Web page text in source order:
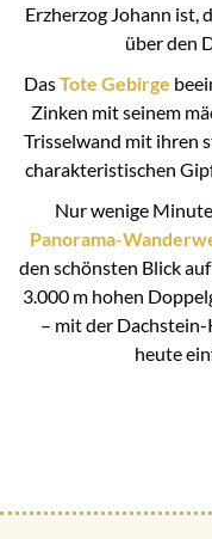
Erzherzog Johann ist,
über den
DasTote Gebirge
Zinken mit seinem
Trisselwand mit ihren
charakteristischen
Nur wenige
Panorama-
den schönsten Blick
3.000 m hohen
– mit der
heute